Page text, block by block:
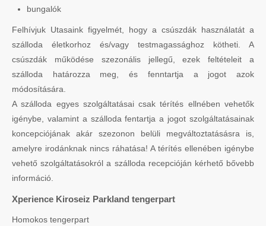
bungalók
Felhívjuk Utasaink figyelmét, hogy a csúszdák használatát a
szálloda életkorhoz és/vagy testmagassághoz kötheti. A
csúszdák működése szezonális jellegű, ezek feltételeit a
szálloda határozza meg, és fenntartja a jogot azok
módosítására.
A szálloda egyes szolgáltatásai csak térítés ellnében vehetők
igénybe, valamint a szálloda fentartja a jogot szolgáltatásainak
koncepciójának akár szezonon belüli megváltoztatásásra is,
amelyre irodánknak nincs ráhatása! A térítés ellenében igénybe
vehető szolgáltatásokról a szálloda recepcióján kérhető bővebb
információ.
Xperience Kiroseiz Parkland tengerpart
Homokos tengerpart